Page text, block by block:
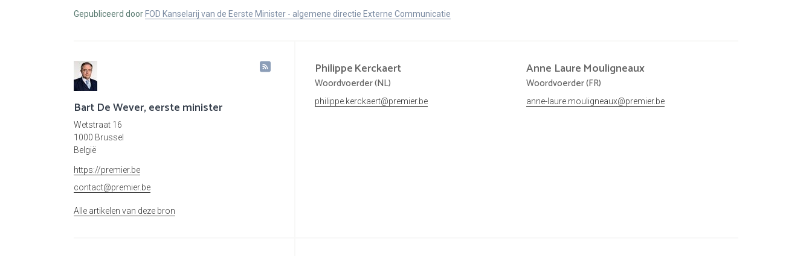
Gepubliceerd door FOD Kanselarij van de Eerste Minister - algemene directie Externe Communicatie
Bart De Wever, eerste minister
Wetstraat 16
1000 Brussel
België
https://premier.be
contact@premier.be
Alle artikelen van deze bron
PhilippeKerckaert
Woordvoerder (NL)
philippe.kerckaert@premier.be
Anne Laure Mouligneaux
Woordvoerder (FR)
anne-laure.mouligneaux@premier.be